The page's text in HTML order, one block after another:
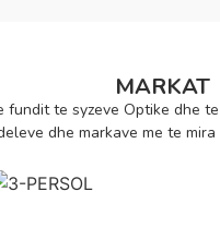
MARKAT
fundit te syzeve Optike dhe
dhe markave me te